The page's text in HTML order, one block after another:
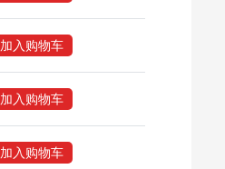
加入购物车
加入购物车
加入购物车